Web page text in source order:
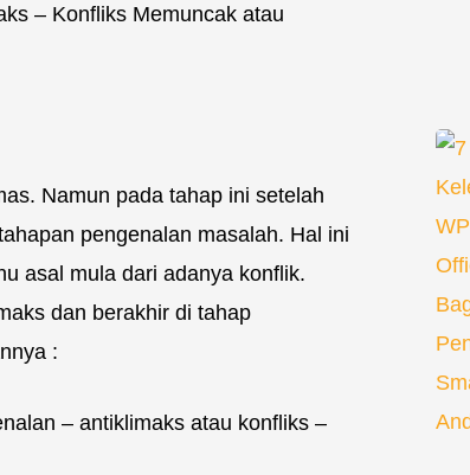
– Konfliks Memuncak atau
Namun pada tahap ini setelah
pengenalan masalah. Hal ini
asal mula dari adanya konflik.
dan berakhir di tahap
:
– antiklimaks atau konfliks –